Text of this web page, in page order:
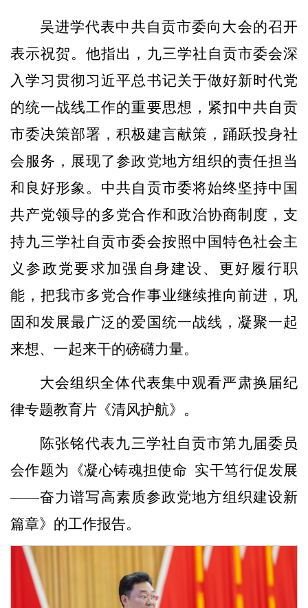
吴进学代表中共自贡市委向大会的召开
表示祝贺。他指出，九三学社自贡市委会深
入学习贯彻习近平总书记关于做好新时代党
的统一战线工作的重要思想，紧扣中共自贡
市委决策部署，积极建言献策，踊跃投身社
会服务， 展现了参政党地方组织的责任担当
和良好形象。中共自贡市委将始终坚持中国
共产党领导的多党合作和政治协商制度，支
持九三学社自贡市委会按照中国特色社会主
义参政党要求加强自身建设、更好履行职
能，把我市多党合作事业继续推向前进，巩
固和发展最广泛的爱国统一战线，凝聚一起
来想、一起来干的磅礴力量。
大会组织全体代表集中观看严肃换届纪
律专题教育片《清风护航》。
陈张铭代表九三学社自贡市第九届委员
会作题为《凝心铸魂担使命 实干笃行促发展
——奋力谱写高素质参政党地方组织建设新
篇章》的工作报告。